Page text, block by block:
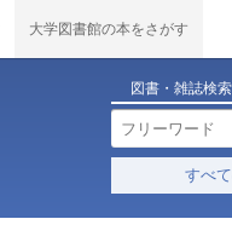
大学図書館の本をさがす
図書・雑誌検索
すべ